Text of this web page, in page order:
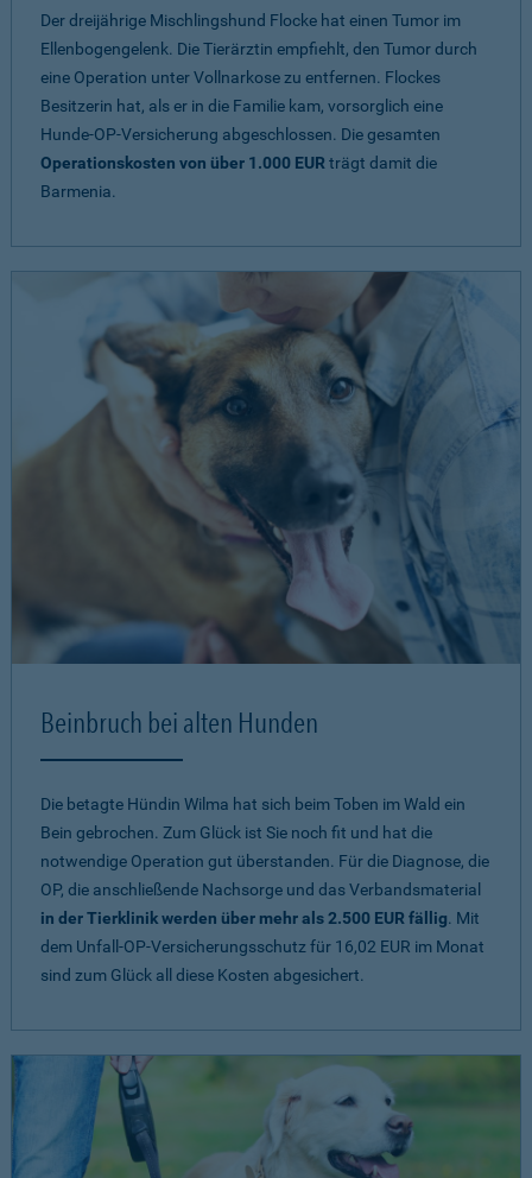
Der dreijährige Mischlingshund Flocke hat einen Tumor im
Ellenbogengelenk. Die Tierärztin empfiehlt, den Tumor durch
eine Operation unter Vollnarkose zu entfernen. Flockes
Besitzerin hat, als er in die Familie kam, vorsorglich eine
Hunde-OP-Versicherung abgeschlossen. Die gesamten
Operationskosten von über 1.000 EUR trägt damit die
Barmenia.
Beinbruch bei alten Hunden
Die betagte Hündin Wilma hat sich beim Toben im Wald ein
Bein gebrochen. Zum Glück ist Sie noch fit und hat die
notwendige Operation gut überstanden. Für die Diagnose, die
OP, die anschließende Nachsorge und das Verbandsmaterial
in der Tierklinik werden über mehr als 2.500 EUR fällig. Mit
dem Unfall-OP-Versicherungsschutz für 16,02 EUR im Monat
sind zum Glück all diese Kosten abgesichert.